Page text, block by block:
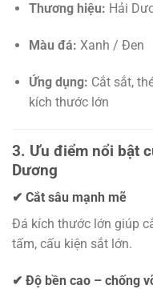
Thương hiệu: Hải
Màu đá: Xanh / Đen
Ứng dụng: Cắt sắt,
kích thước lớn
3. Ưu điểm nổi bật
Dương
✔ Cắt sâu mạnh mẽ
Đá kích thước lớn giúp
tấm, cấu kiện sắt lớn.
✔ Độ bền cao – chống